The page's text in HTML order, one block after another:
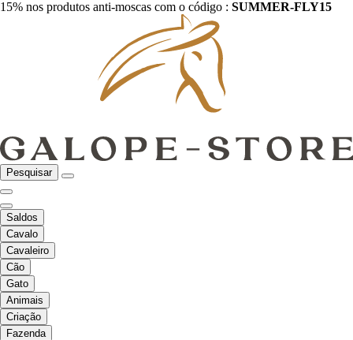
15% nos produtos anti-moscas com o código : SUMMER-FLY15
Pesquisar
Saldos
Cavalo
Cavaleiro
Cão
Gato
Animais
Criação
Fazenda